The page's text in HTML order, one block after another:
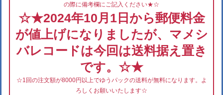
の際に備考欄にご記入ください★☆
☆★2024年10月1日から郵便料金
が値上げになりましたが、マメシ
バレコードは今回は送料据え置き
です。☆★
☆1回の注文額が8000円以上でゆうパックの送料が無料になります。よ
ろしくお願いいたします☆